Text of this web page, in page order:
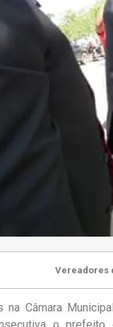
Vereadores
na Câmara